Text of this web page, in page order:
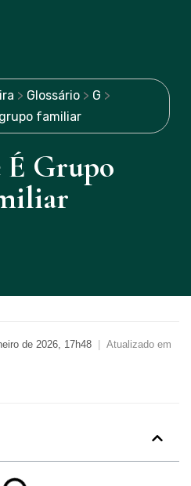
> Glossário > G >
familiar
É Grupo
de 2026, 17h48
Atualizado em